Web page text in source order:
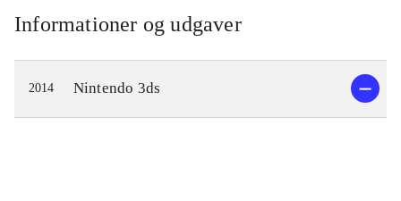
Informationer og udgaver
2014 Nintendo 3ds